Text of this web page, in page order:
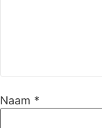
Naam *